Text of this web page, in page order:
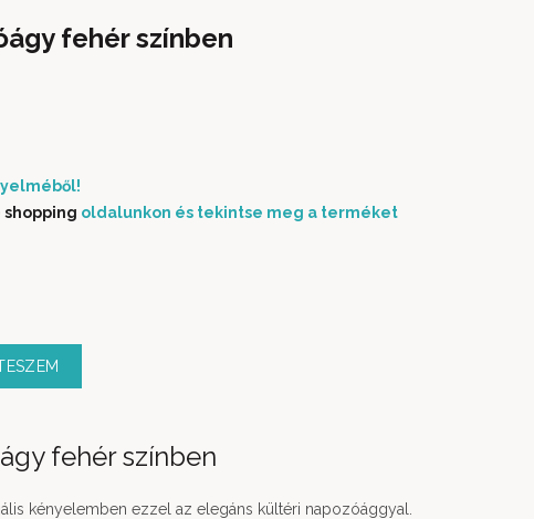
fehér színben
shopping oldalunkon és tekintse meg a terméket
fehér színben
kényelemben ezzel az elegáns kültéri napozóággyal.